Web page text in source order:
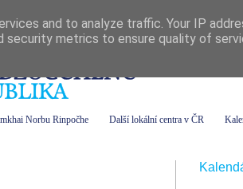
Norbu Rinpočhe Další lokální centra v ČR
and to analyze traffic. Your IP
security metrics to ensure quality of